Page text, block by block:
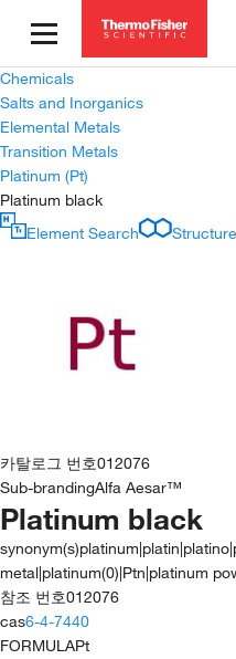
Chemicals
Salts and Inorganics
Elemental Metals
Transition Metals
Platinum (Pt)
Platinum black
Element Search
카탈로그 번호012076
Sub-brandingAlfa Aesar™
Platinum black
synonym(s)
metal|platinum(0)|Ptn|platinum
참조 번호012076
cas6-4-7440
FORMULAPt